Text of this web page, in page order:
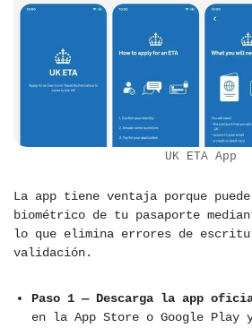
UK ETA App
La app tiene ventaja porque
biométrico de tu pasaporte
lo que elimina errores de
validación.
Paso 1 — Descarga la app
en la App Store o Google Play